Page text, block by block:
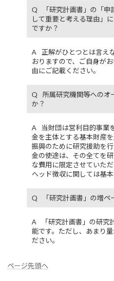
「研究計画書」の「
して重要と考える理由」
ですか？
正解がひとつとは言え
おりますので、ご自身が
由にご記載ください。
所属研究機関等へのオ
か？
当財団は営利目的事業
金を主体とする基本財産
振興のために研究援助を
金の使途は、その全てを
な費用に限定させていた
ヘッド徴収に関しては基
「研究計画書」の増
「研究計画書」の研
能です。ただし、あまり
ださい。
ページ先頭へ